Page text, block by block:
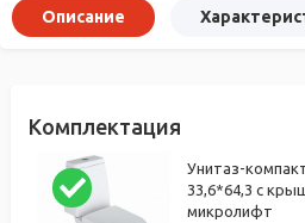
Описание
Комплектация
Унитаз-
33,6*64,3 с
микролифт